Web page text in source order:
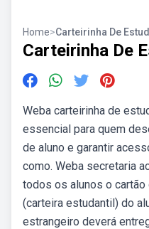
Home>Carteirinha De
Carteirinha De
Weba carteirinha de
essencial para quem
de aluno e garantir
como. Weba secretaria
todos os alunos o
(carteira estudantil) do
estrangeiro deverá